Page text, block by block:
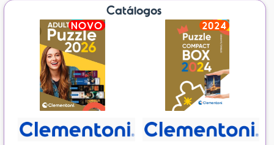
Catálogos
NOVO 2024